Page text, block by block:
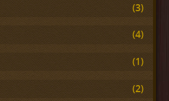
(3)
(4)
(1)
(2)